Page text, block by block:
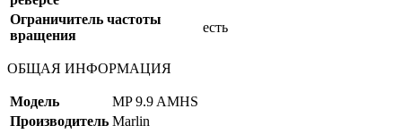
Ограничитель частоты
вращения
есть
ОБЩАЯ ИНФОРМАЦИЯ
Модель
MP 9.9 AMHS
Производитель Marlin